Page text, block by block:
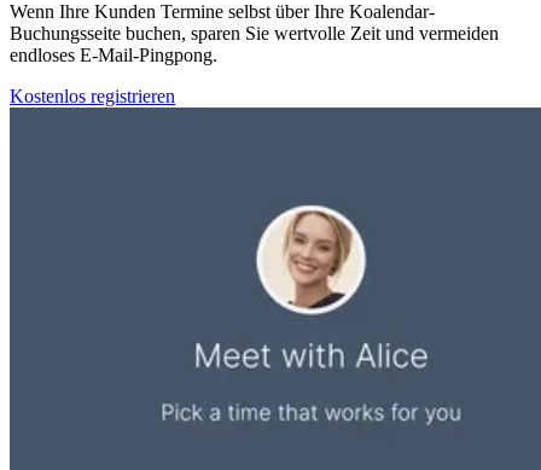
Wenn Ihre Kunden Termine selbst über Ihre Koalendar-
Buchungsseite buchen, sparen Sie wertvolle Zeit und vermeiden
endloses E-Mail-Pingpong.
Kostenlos registrieren